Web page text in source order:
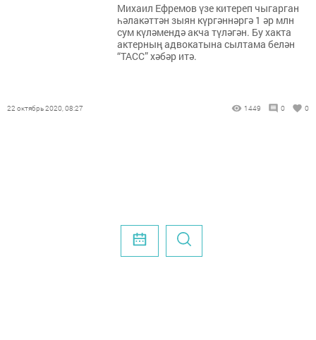
Михаил Ефремов үзе китереп чыгарган
һәлакәттән зыян күргәннәргә 1 әр млн
сум күләмендә акча түләгән. Бу хакта
актерның адвокатына сылтама белән
“ТАСС” хәбәр итә.
22 октябрь 2020, 08:27 1449 0 0